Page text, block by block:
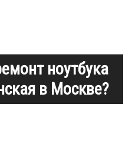
ноутбука
в Москве?